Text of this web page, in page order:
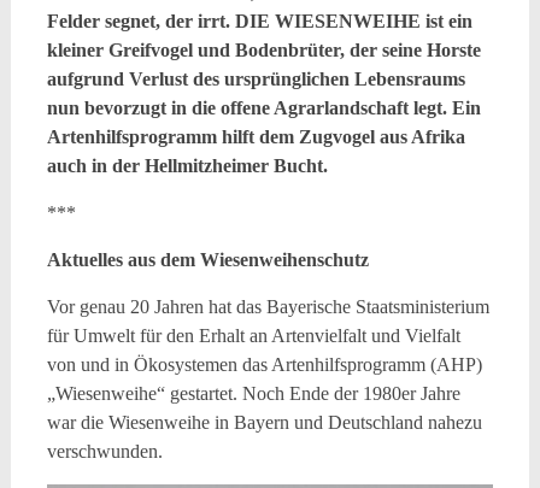
Felder segnet, der irrt. DIE WIESENWEIHE ist ein
kleiner Greifvogel und Bodenbrüter, der seine Horste
aufgrund Verlust des ursprünglichen Lebensraums
nun bevorzugt in die offene Agrarlandschaft legt. Ein
Artenhilfsprogramm hilft dem Zugvogel aus Afrika
auch in der Hellmitzheimer Bucht.
***
Aktuelles aus dem Wiesenweihenschutz
Vor genau 20 Jahren hat das Bayerische Staatsministerium
für Umwelt für den Erhalt an Artenvielfalt und Vielfalt
von und in Ökosystemen das Artenhilfsprogramm (AHP)
„Wiesenweihe“ gestartet. Noch Ende der 1980er Jahre
war die Wiesenweihe in Bayern und Deutschland nahezu
verschwunden.